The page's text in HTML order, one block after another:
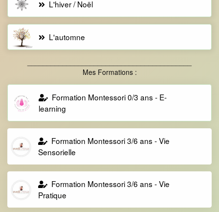
L'hiver / Noël
L'automne
Mes Formations :
Formation Montessori 0/3 ans - E-
learning
Formation Montessori 3/6 ans - Vie
Sensorielle
Formation Montessori 3/6 ans - Vie
Pratique